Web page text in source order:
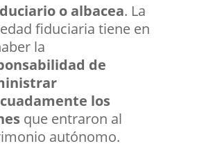
o albacea. La
fiduciaria tiene en
la
de
los
que entraron al
autónomo.